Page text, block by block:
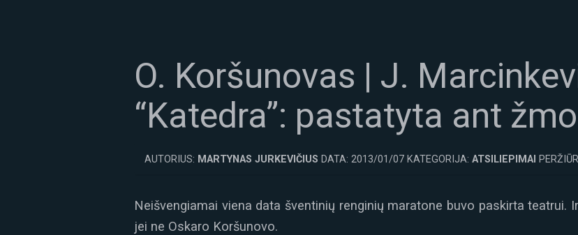
O. Koršunovas | J.
“Katedra”: pastatyta ant
AUTORIUS: MARTYNAS JURKEVIČIUS DATA: 2013/01/07 KATEGORIJA: ATSILIEPIMAI
Neišvengiamai viena data šventinių renginių maratone buvo paskirta teatrui.
jei ne Oskaro Koršunovo.